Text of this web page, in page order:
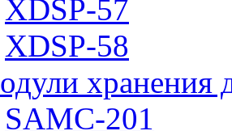
XDSP-57
XDSP-58
хранения
SAMC-201